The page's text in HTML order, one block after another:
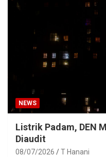
NEWS
Listrik Padam, DEN
Diaudit
08/07/2026 T Hanani